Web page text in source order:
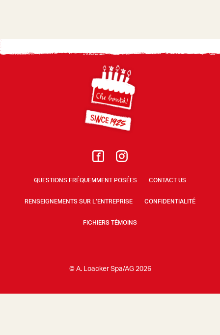
QUESTIONS FRÉQUEMMENT POSÉES CONTACT US
RENSEIGNEMENTS SUR L’ENTREPRISE CONFIDENTIALITÉ
FICHIERS TÉMOINS
© A. Loacker Spa/AG 2026